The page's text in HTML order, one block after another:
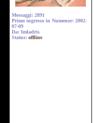
Messaggi: 2891
Primo ingresso in Numenor: 2002-
07-09
Da: Imladris
Status: offline